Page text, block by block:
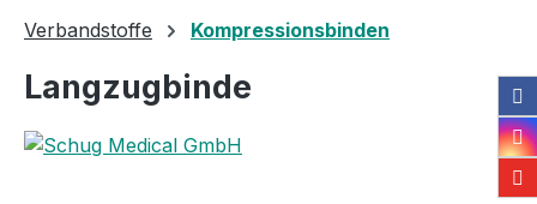
Verbandstoffe Kompressionsbinden
Langzugbinde